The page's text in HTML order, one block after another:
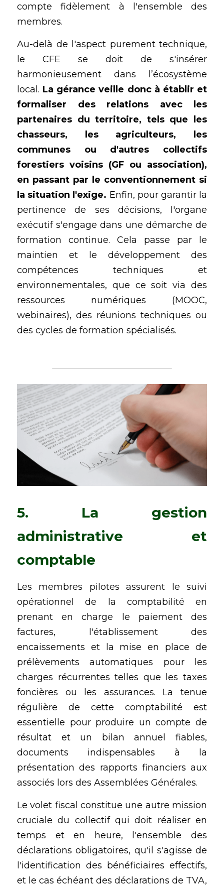
compte fidèlement à l'ensemble des
membres.
Au-delà de l'aspect purement technique,
le CFE se doit de s'insérer
harmonieusement dans l’écosystème
local. La gérance veille donc à établir et
formaliser des relations avec les
partenaires du territoire, tels que les
chasseurs, les agriculteurs, les
communes ou d'autres collectifs
forestiers voisins (GF ou association),
en passant par le conventionnement si
la situation l'exige. Enfin, pour garantir la
pertinence de ses décisions, l'organe
exécutif s'engage dans une démarche de
formation continue. Cela passe par le
maintien et le développement des
compétences techniques et
environnementales, que ce soit via des
ressources numériques (MOOC,
webinaires), des réunions techniques ou
des cycles de formation spécialisés.
5. La gestion
administrative et
comptable
Les membres pilotes assurent le suivi
opérationnel de la comptabilité en
prenant en charge le paiement des
factures, l'établissement des
encaissements et la mise en place de
prélèvements automatiques pour les
charges récurrentes telles que les taxes
foncières ou les assurances. La tenue
régulière de cette comptabilité est
essentielle pour produire un compte de
résultat et un bilan annuel fiables,
documents indispensables à la
présentation des rapports financiers aux
associés lors des Assemblées Générales.
Le volet fiscal constitue une autre mission
cruciale du collectif qui doit réaliser en
temps et en heure, l'ensemble des
déclarations obligatoires, qu'il s'agisse de
l'identification des bénéficiaires effectifs,
et le cas échéant des déclarations de TVA,